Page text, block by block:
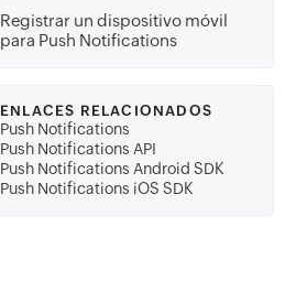
Registrar un dispositivo móvil
para Push Notifications
ENLACES RELACIONADOS
Push Notifications
Push Notifications API
Push Notifications Android SDK
Push Notifications iOS SDK